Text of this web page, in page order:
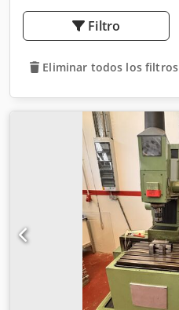
Filtro
Eliminar todos los filtros